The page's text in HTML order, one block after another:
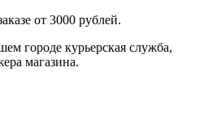
от 3000 рублей.
городе курьерская служба,
магазина.